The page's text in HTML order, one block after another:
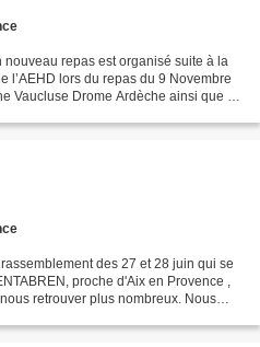
repas est organisé suite à la
l’AEHD lors du repas du 9 Novembre
Vaucluse Drome Ardèche ainsi que le
des 27 et 28 juin qui se
proche d'Aix en Provence ,
retrouver plus nombreux. Nous